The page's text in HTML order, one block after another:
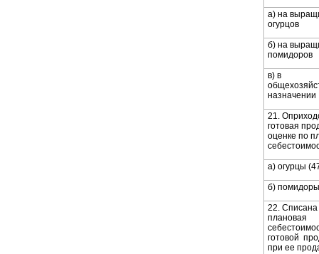
а) на
огурцов
б) на
помидоров
в) в
назначении
21.
готовая
оценке по
а) огурцы
б) помидоры
22. Списана
плановая
готовой
при ее